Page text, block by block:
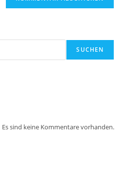
SUCHEN
Es sind keine Kommentare vorhanden.